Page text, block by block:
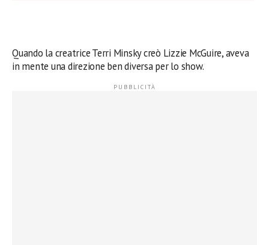
Quando la creatrice Terri Minsky creò Lizzie McGuire, aveva
in mente una direzione ben diversa per lo show.